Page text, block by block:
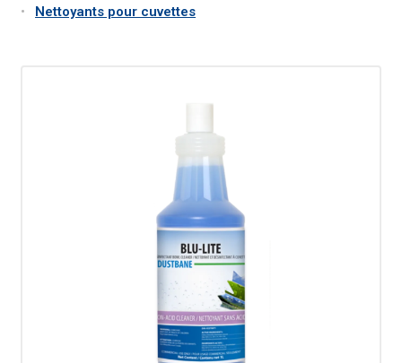
Nettoyants pour cuvettes